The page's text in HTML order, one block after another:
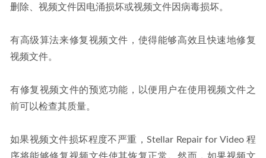
删除、视频文件因电涌损坏或视频文件因病毒损坏。
有高级算法来修复视频文件，使得能够高效且快速地修复
视频文件。
有修复视频文件的预览功能，以便用户在使用视频文件之
前可以检查其质量。
如果视频文件损坏程度不严重，Stellar Repair for Video 程